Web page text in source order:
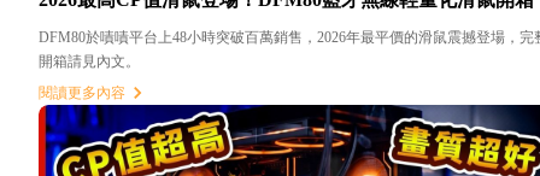
DFM80於嘖嘖平台上48小時突破百萬銷售，2026年最平價的滑鼠震撼登場，完
開箱請見內文。
閱讀更多內容